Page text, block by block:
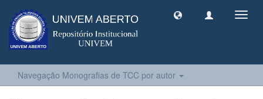
Navegação Monografias de TCC por autor